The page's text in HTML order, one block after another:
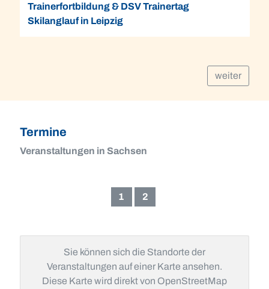
Trainerfortbildung & DSV Trainertag
Skilanglauf in Leipzig
weiter
Termine
Veranstaltungen in Sachsen
Seite
1 Seite
2
Sie können sich die Standorte der
Veranstaltungen auf einer Karte ansehen.
Diese Karte wird direkt von OpenStreetMap